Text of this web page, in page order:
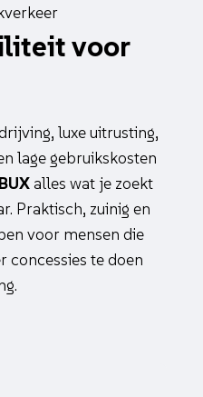
voor
luxe uitrusting,
lage gebruikskosten
alles wat je zoekt
Praktisch, zuinig en
voor mensen die
concessies te doen